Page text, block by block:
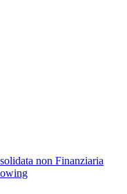
non Finanziaria